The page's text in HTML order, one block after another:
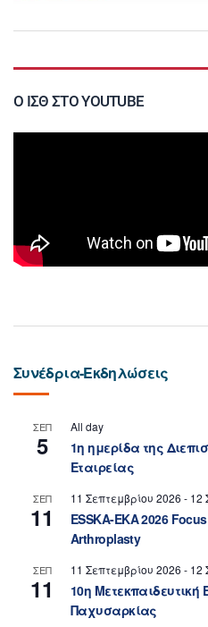
Ο ΙΣΘ ΣΤΟ YOUTUBE
Συνέδρια-Εκδηλώσεις
ΣΕΠ
5
All day
1η ημερίδα της
Εταιρείας
ΣΕΠ
11
11 Σεπτεμβρίου 2026 - 12
ESSKA-EKA 2026
Arthroplasty
ΣΕΠ
11
11 Σεπτεμβρίου 2026 - 12
10η
Παχυσαρκίας